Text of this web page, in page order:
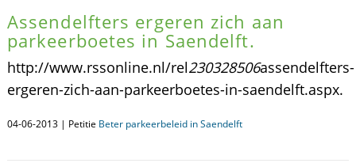
Assendelfters ergeren zich aan
parkeerboetes in Saendelft.
http://www.rssonline.nl/rel230328506assendelfters-
ergeren-zich-aan-parkeerboetes-in-saendelft.aspx.
04-06-2013 | Petitie Beter parkeerbeleid in Saendelft